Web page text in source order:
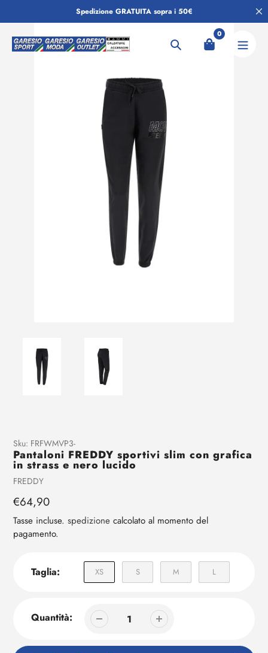
al
contenuto
Spedizione GRATUITA sopra i 50€
Ricerca
0
Aggiunta
di
prodotto
al
tuo
carrello
Sku: FRFWMVP3-
Pantaloni FREDDY sportivi slim con grafica
in strass e nero lucido
Venditrice
FREDDY
Prezzo
regolare
€64,90
Tasse incluse. spedizione calcolato al momento del
pagamento.
Taglia: XS S M L
Quantità: